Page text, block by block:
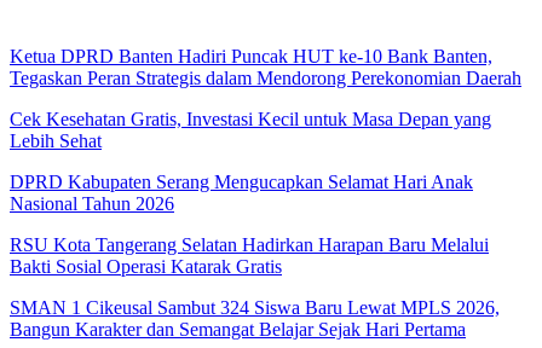
Ketua DPRD Banten Hadiri Puncak HUT ke-10 Bank Banten,
Tegaskan Peran Strategis dalam Mendorong Perekonomian Daerah
Cek Kesehatan Gratis, Investasi Kecil untuk Masa Depan yang
Lebih Sehat
DPRD Kabupaten Serang Mengucapkan Selamat Hari Anak
Nasional Tahun 2026
RSU Kota Tangerang Selatan Hadirkan Harapan Baru Melalui
Bakti Sosial Operasi Katarak Gratis
SMAN 1 Cikeusal Sambut 324 Siswa Baru Lewat MPLS 2026,
Bangun Karakter dan Semangat Belajar Sejak Hari Pertama